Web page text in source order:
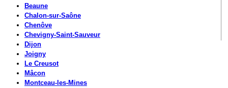
Beaune
Chalon-sur-Saône
Chenôve
Chevigny-Saint-Sauveur
Dijon
Joigny
Le Creusot
Mâcon
Montceau-les-Mines